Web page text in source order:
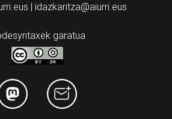
| idazkaritza@aiurri.eus
garatua